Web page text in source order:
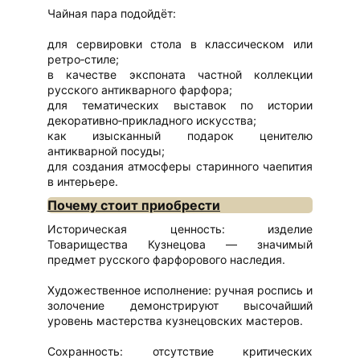
Чайная пара подойдёт:
для сервировки стола в классическом или
ретро‑стиле;
в качестве экспоната частной коллекции
русского антикварного фарфора;
для тематических выставок по истории
декоративно‑прикладного искусства;
как изысканный подарок ценителю
антикварной посуды;
для создания атмосферы старинного чаепития
в интерьере.
Почему стоит приобрести
Историческая ценность: изделие
Товарищества Кузнецова — значимый
предмет русского фарфорового наследия.
Художественное исполнение: ручная роспись и
золочение демонстрируют высочайший
уровень мастерства кузнецовских мастеров.
Сохранность: отсутствие критических